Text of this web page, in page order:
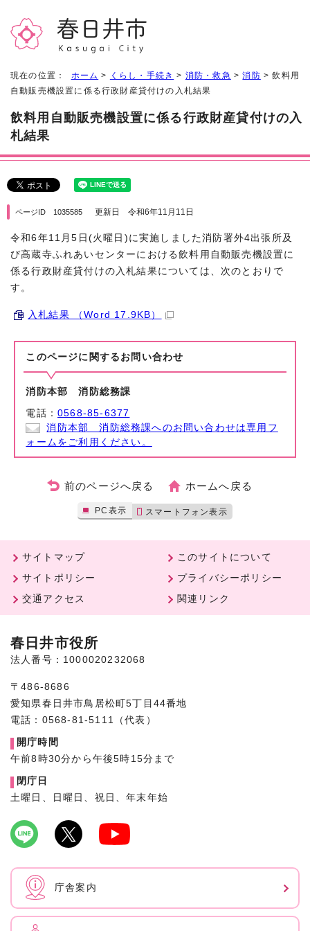
現在の位置： ホーム > くらし・手続き > 消防・救急 >消防 > 飲料用
自動販売機設置に係る行政財産貸付けの入札結果
飲料用自動販売機設置に係る行政財産貸付けの入
札結果
ページID 1035585 更新日 令和6年11月11日
令和6年11月5日(火曜日)に実施しました消防署外4出張所及
び高蔵寺ふれあいセンターにおける飲料用自動販売機設置に
係る行政財産貸付けの入札結果については、次のとおりで
す。
入札結果 （Word 17.9KB）
このページに関する お問い合わせ
消防本部 消防総務課
電話：0568-85-6377
消防本部 消防総務課へのお問い合わせは専用フ
ォームをご利用ください。
前のページへ戻る ホームへ戻る
PC表示 スマートフォン表示
サイトマップ
このサイトについて
サイトポリシー
プライバシーポリシー
交通アクセス
関連リンク
春日井市役所
法人番号：1000020232068
〒486-8686
愛知県春日井市鳥居松町5丁目44番地
電話：0568-81-5111（代表）
開庁時間
午前8時30分から午後5時15分まで
閉庁日
土曜日、日曜日、祝日、年末年始
庁舎案内